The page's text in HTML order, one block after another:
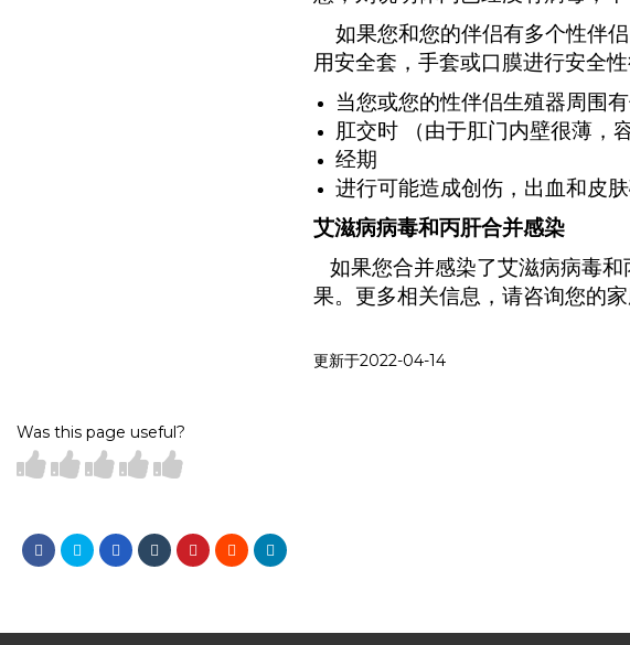
如果您和您的伴侣有多个性伴
用安全套，手套或口膜进行安全
当您或您的性伴侣生殖器周围
肛交时 （由于肛门内壁很薄，
经期
进行可能造成创伤，出血和皮
艾滋病病毒和丙肝合并感染
如果您合并感染了艾滋病病毒
果。更多相关信息，请咨询您的家
更新于2022-04-14
Was this page useful?